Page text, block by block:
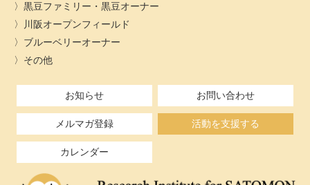
黒豆ファミリー・黒豆オーナー
川阪オープンフィールド
ブルーベリーオーナー
その他
お知らせ お問い合わせ
メルマガ登録 活動を支援する
カレンダー